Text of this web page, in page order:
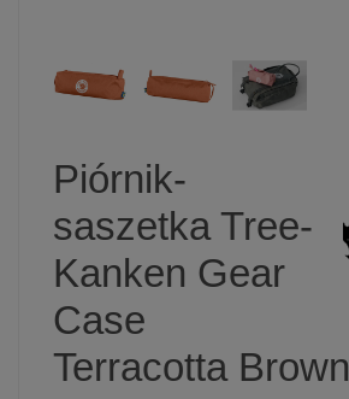
Piórnik-
saszetka Tree-
Kanken Gear
Case
Terracotta Brown